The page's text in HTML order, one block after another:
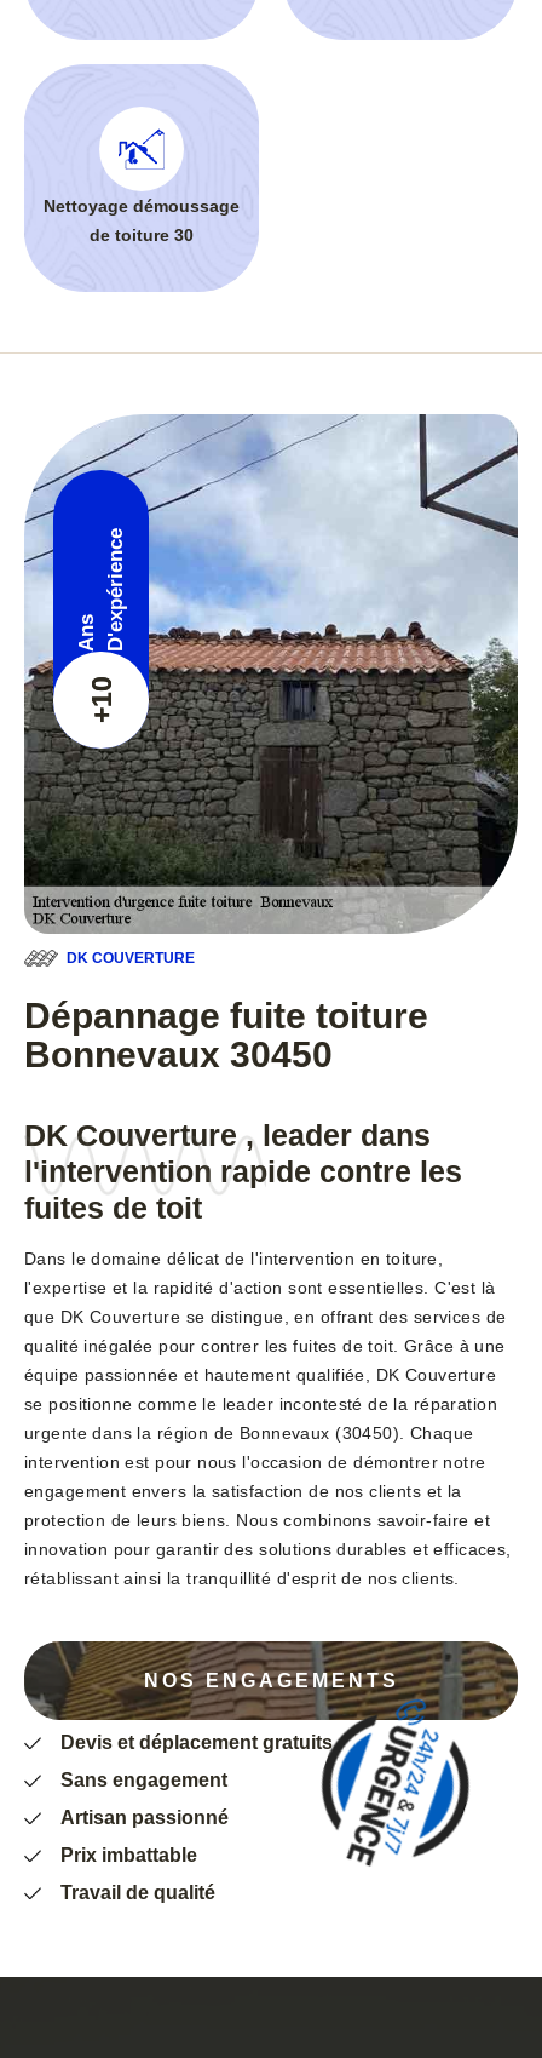
Nettoyage démoussage
de toiture 30
+10
Ans D'expérience
DK COUVERTURE
Dépannage fuite toiture
Bonnevaux 30450
DK Couverture , leader dans
l'intervention rapide contre les
fuites de toit
Dans le domaine délicat de l'intervention en toiture,
l'expertise et la rapidité d'action sont essentielles. C'est là
que DK Couverture se distingue, en offrant des services de
qualité inégalée pour contrer les fuites de toit. Grâce à une
équipe passionnée et hautement qualifiée, DK Couverture
se positionne comme le leader incontesté de la réparation
urgente dans la région de Bonnevaux (30450). Chaque
intervention est pour nous l'occasion de démontrer notre
engagement envers la satisfaction de nos clients et la
protection de leurs biens. Nous combinons savoir-faire et
innovation pour garantir des solutions durables et efficaces,
rétablissant ainsi la tranquillité d'esprit de nos clients.
NOS ENGAGEMENTS
Devis et déplacement gratuits
Sans engagement
Artisan passionné
Prix imbattable
Travail de qualité